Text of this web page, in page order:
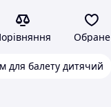
Обране
для балету дитячий